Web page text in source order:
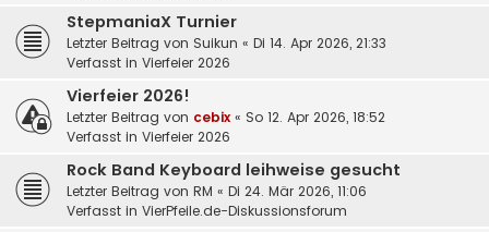
StepmaniaX Turnier
Letzter Beitrag von Suikun « Di 14. Apr 2026, 21:33
Verfasst in Vierfeier 2026
Vierfeier 2026!
Letzter Beitrag von cebix « So 12. Apr 2026, 18:52
Verfasst in Vierfeier 2026
Rock Band Keyboard leihweise gesucht
Letzter Beitrag von RM « Di 24. Mär 2026, 11:06
Verfasst in VierPfeile.de-Diskussionsforum